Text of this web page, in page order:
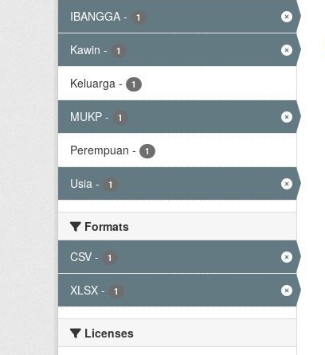
IBANGGA - 1
Kawin - 1
Keluarga - 1
MUKP - 1
Perempuan - 1
Usia - 1
Formats
CSV - 1
XLSX - 1
Licenses